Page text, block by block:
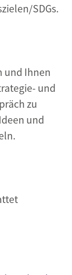
SDGs.
und Ihnen
und
zu
und